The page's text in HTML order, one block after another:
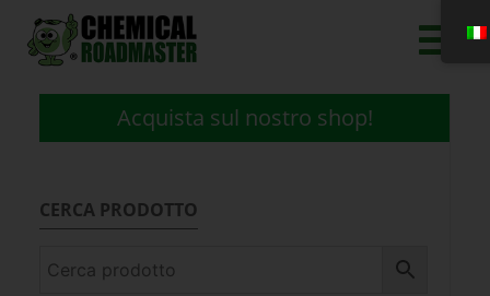
Acquista sul nostro shop!
CERCA PRODOTTO